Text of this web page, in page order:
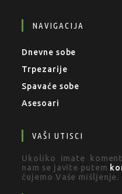
NAVIGACIJA
Dnevne sobe
Trpezarije
Spavaće sobe
Asesoari
VAŠI UTISCI
Ukoliko imate
nam se javite putem
čujemo Vaše mišljenje.